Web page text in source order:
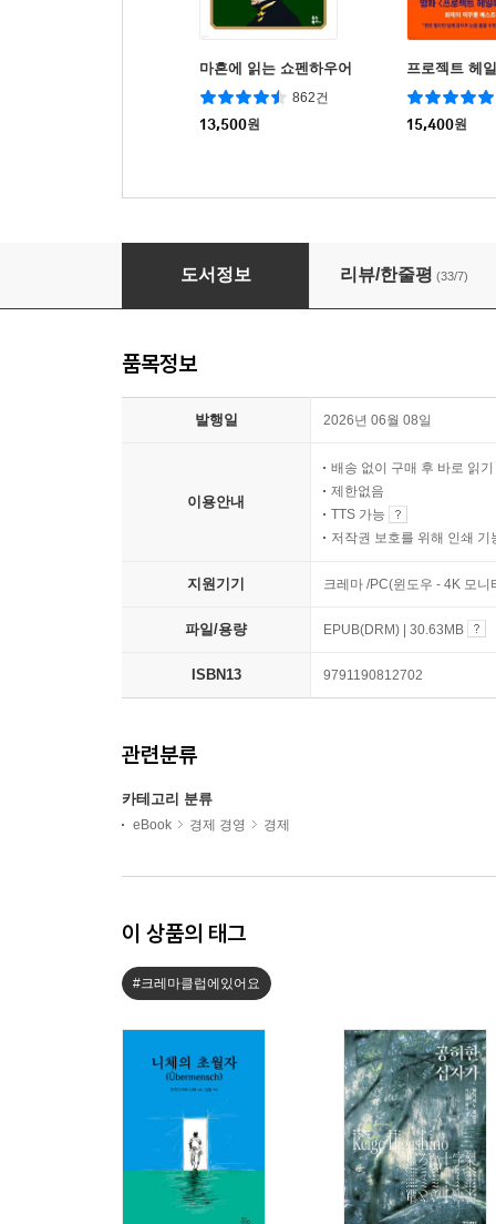
마흔에 읽는 쇼펜하우어
862건
13,500원
프로젝트 헤
15,400원
골드 휴먼
도서정보 리뷰/한줄평 (33/7)
품목정보
발행일 2026년 06월 08일
이용안내
배송 없이 구매 후 바로 읽기
제한없음
TTS 가능
저작권 보호를 위해 인쇄 기
지원기기 크레마 /PC(윈도우 - 4K 모
파일/용량 EPUB(DRM) | 30.63MB
ISBN13 9791190812702
관련분류
카테고리 분류
eBook 경제 경영 경제
이 상품의 태그
#크레마클럽에있어요